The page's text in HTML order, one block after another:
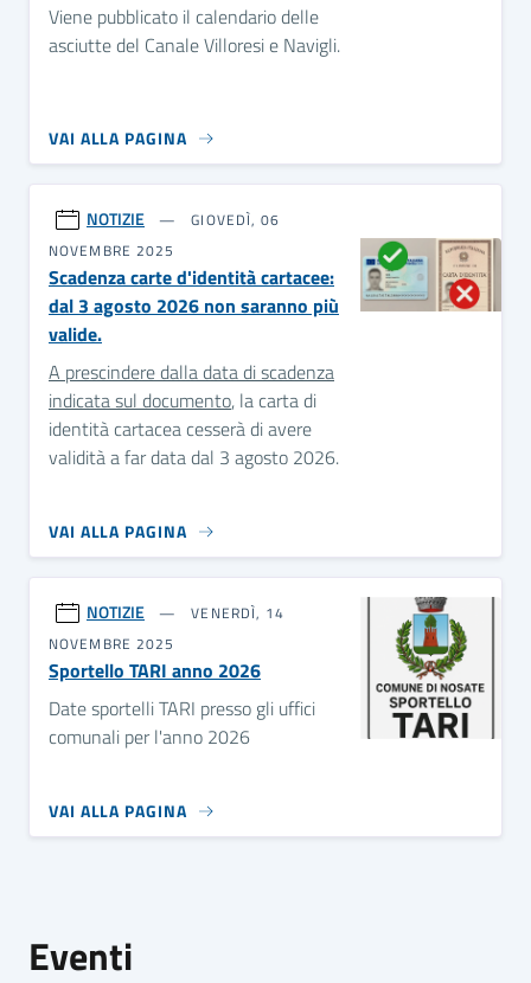
Viene pubblicato il calendario delle
asciutte del Canale Villoresi e Navigli.
VAI ALLA PAGINA
NOTIZIE
GIOVEDÌ, 06
NOVEMBRE 2025
Scadenza carte d'identità cartacee:
dal 3 agosto 2026 non saranno più
valide.
A prescindere dalla data di scadenza
indicata sul documento, la carta di
identità cartacea cesserà di avere
validità a far data dal 3 agosto 2026.
VAI ALLA PAGINA
NOTIZIE
VENERDÌ, 14
NOVEMBRE 2025
Sportello TARI anno 2026
Date sportelli TARI presso gli uffici
comunali per l'anno 2026
VAI ALLA PAGINA
Eventi